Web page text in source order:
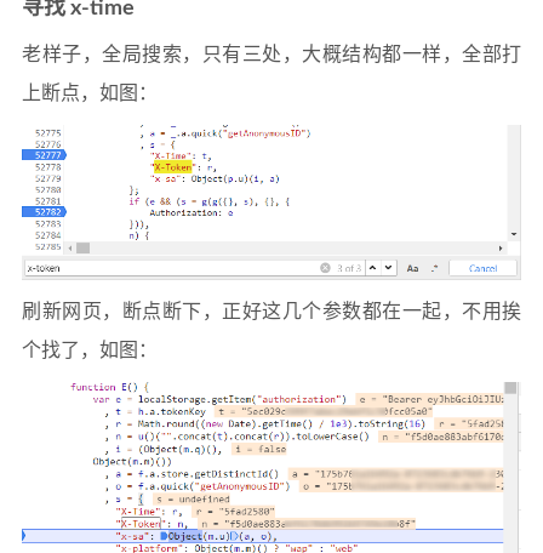
寻找 x-time
老样子，全局搜索，只有三处，大概结构都一样，全部打
上断点，如图：
刷新网页，断点断下，正好这几个参数都在一起，不用挨
个找了，如图：